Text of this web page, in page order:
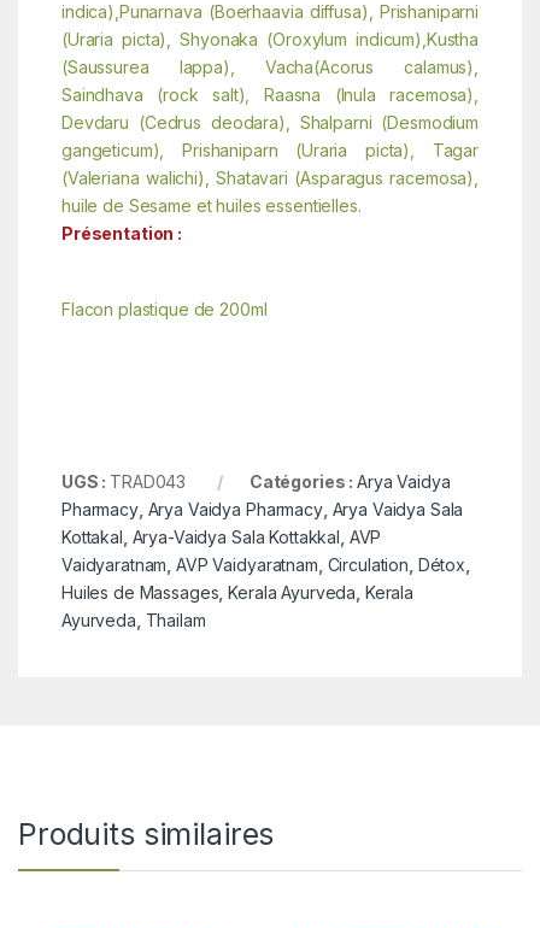
indica),Punarnava (Boerhaavia diffusa), Prishaniparni
(Uraria picta), Shyonaka (Oroxylum indicum),Kustha
(Saussurea lappa), Vacha(Acorus calamus),
Saindhava (rock salt), Raasna (Inula racemosa),
Devdaru (Cedrus deodara), Shalparni (Desmodium
gangeticum), Prishaniparn (Uraria picta), Tagar
(Valeriana walichi), Shatavari (Asparagus racemosa),
huile de Sesame et huiles essentielles.
Présentation :
Flacon plastique de 200ml
UGS : TRAD043 Catégories :Arya Vaidya
Pharmacy, Arya Vaidya Pharmacy, Arya Vaidya Sala
Kottakal Arya-Vaidya Sala Kottakkal AVP
Vaidyaratnam ,AVP Vaidyaratnam Circulation Détox
Huiles de Massages ,Kerala Ayurveda Kerala
Ayurveda Thailam
Produits similaires